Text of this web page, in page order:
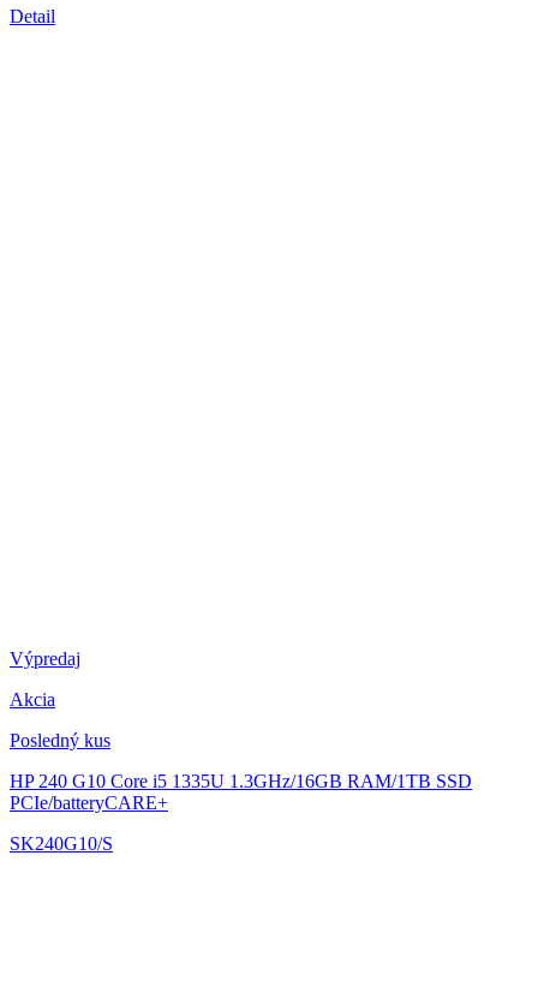
Detail
Výpredaj
Akcia
Posledný kus
HP 240 G10 Core i5 1335U 1.3GHz/16GB RAM/1TB SSD
PCIe/batteryCARE+
SK240G10/S